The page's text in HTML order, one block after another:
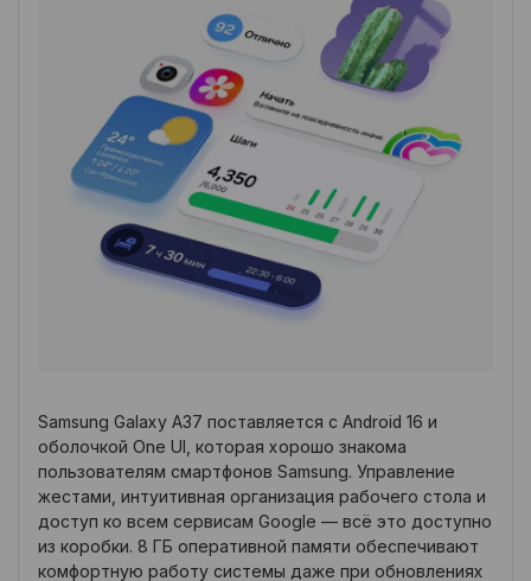
Samsung Galaxy A37 поставляется с Android 16 и
оболочкой One UI, которая хорошо знакома
пользователям смартфонов Samsung. Управление
жестами, интуитивная организация рабочего стола и
доступ ко всем сервисам Google — всё это доступно
из коробки. 8 ГБ оперативной памяти обеспечивают
комфортную работу системы даже при обновлениях